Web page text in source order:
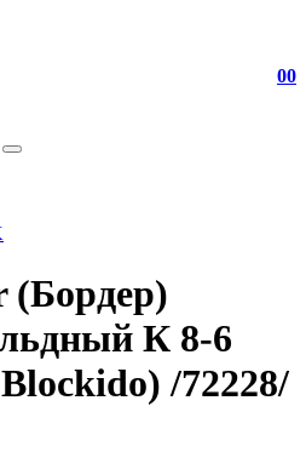
00
(Бордер)
К 8-6
/72228/